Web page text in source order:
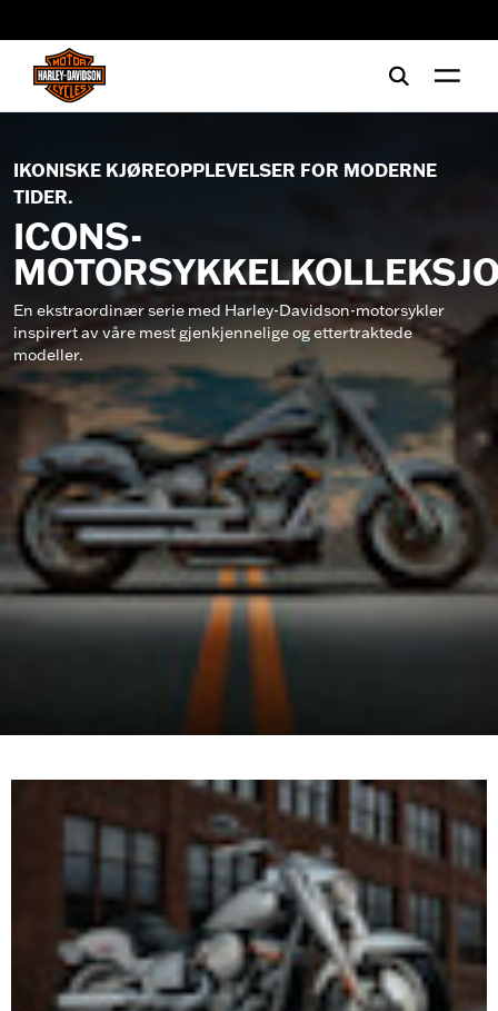
IKONISKE KJØREOPPLEVELSER FOR MODERNE
TIDER.
ICONS-
En ekstraordinær serie med Harley-Davidson-motorsykler
inspirert av våre mest gjenkjennelige og ettertraktede
modeller.